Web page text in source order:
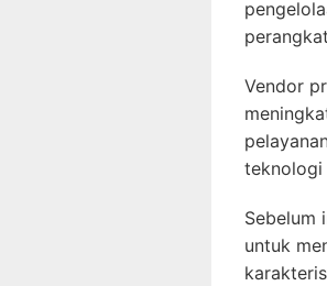
Vendor
teknologi
Sebelum
untuk